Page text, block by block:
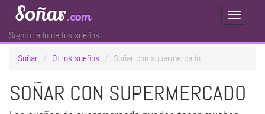
Toggle
Soñar.com
Significado de los sueños
Soñar
Otros sueños Soñar con supermercado
SOÑAR CON SUPERMERCADO